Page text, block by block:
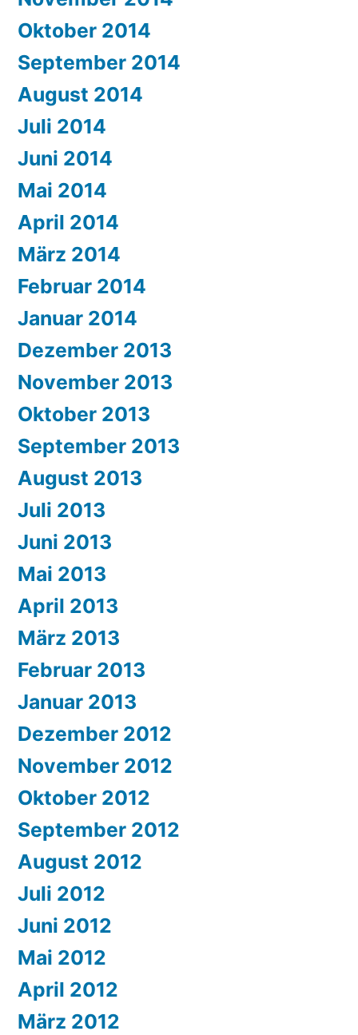
Oktober 2014
September 2014
August 2014
Juli 2014
Juni 2014
Mai 2014
April 2014
März 2014
Februar 2014
Januar 2014
Dezember 2013
November 2013
Oktober 2013
September 2013
August 2013
Juli 2013
Juni 2013
Mai 2013
April 2013
März 2013
Februar 2013
Januar 2013
Dezember 2012
November 2012
Oktober 2012
September 2012
August 2012
Juli 2012
Juni 2012
Mai 2012
April 2012
März 2012